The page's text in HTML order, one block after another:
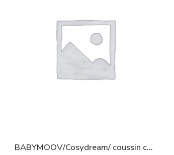
BABYMOOV/Cosydream/ coussin cale-bébé anti tête plate